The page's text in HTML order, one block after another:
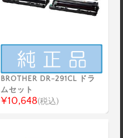
BROTHER DR-291CL ドラ
ムセット
¥10,648(税込)